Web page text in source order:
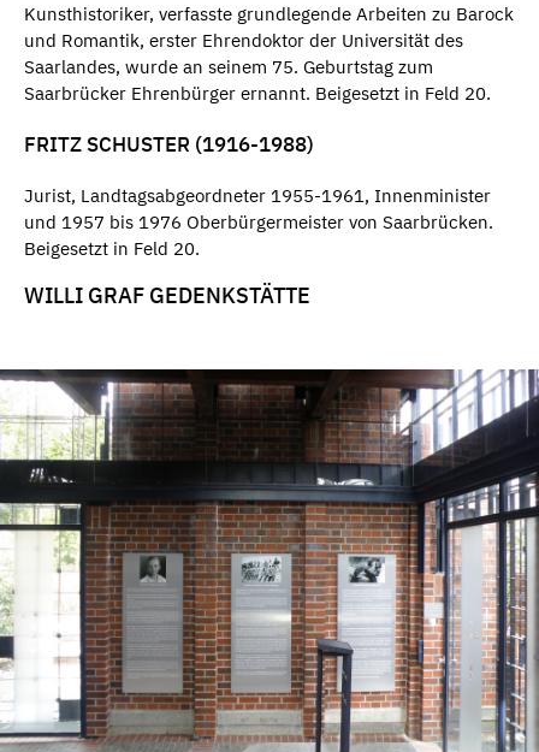
Kunsthistoriker, verfasste grundlegende Arbeiten zu Barock
und Romantik, erster Ehrendoktor der Universität des
Saarlandes, wurde an seinem 75. Geburtstag zum
Saarbrücker Ehrenbürger ernannt. Beigesetzt in Feld 20.
FRITZ SCHUSTER (1916-1988)
Jurist, Landtagsabgeordneter 1955-1961, Innenminister
und 1957 bis 1976 Oberbürgermeister von Saarbrücken.
Beigesetzt in Feld 20.
WILLI GRAF GEDENKSTÄTTE